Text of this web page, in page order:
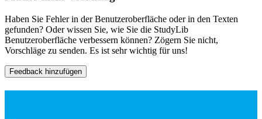
Haben Sie Fehler in der Benutzeroberfläche oder in den Texten
gefunden? Oder wissen Sie, wie Sie die StudyLib
Benutzeroberfläche verbessern können? Zögern Sie nicht,
Vorschläge zu senden. Es ist sehr wichtig für uns!
Feedback hinzufügen